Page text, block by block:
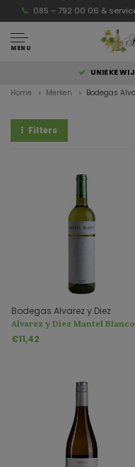
085 – 792 00 06 &
MENU
UNIEKE
Home Merken Bodegas
Filters
Bodegas Alvarez y Diez
Alvarez y Diez Mantel Blanco
Verdejo
€11,42